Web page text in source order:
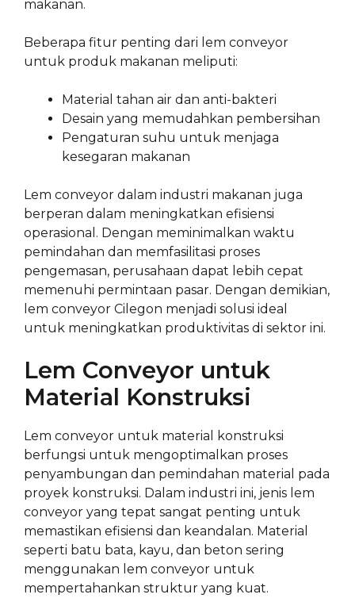
makanan.
Beberapa fitur penting dari lem conveyor
untuk produk makanan meliputi:
Material tahan air dan anti-bakteri
Desain yang memudahkan pembersihan
Pengaturan suhu untuk menjaga
kesegaran makanan
Lem conveyor dalam industri makanan juga
berperan dalam meningkatkan efisiensi
operasional. Dengan meminimalkan waktu
pemindahan dan memfasilitasi proses
pengemasan, perusahaan dapat lebih cepat
memenuhi permintaan pasar. Dengan demikian,
lem conveyor Cilegon menjadi solusi ideal
untuk meningkatkan produktivitas di sektor ini.
Lem Conveyor untuk
Material Konstruksi
Lem conveyor untuk material konstruksi
berfungsi untuk mengoptimalkan proses
penyambungan dan pemindahan material pada
proyek konstruksi. Dalam industri ini, jenis lem
conveyor yang tepat sangat penting untuk
memastikan efisiensi dan keandalan. Material
seperti batu bata, kayu, dan beton sering
menggunakan lem conveyor untuk
mempertahankan struktur yang kuat.